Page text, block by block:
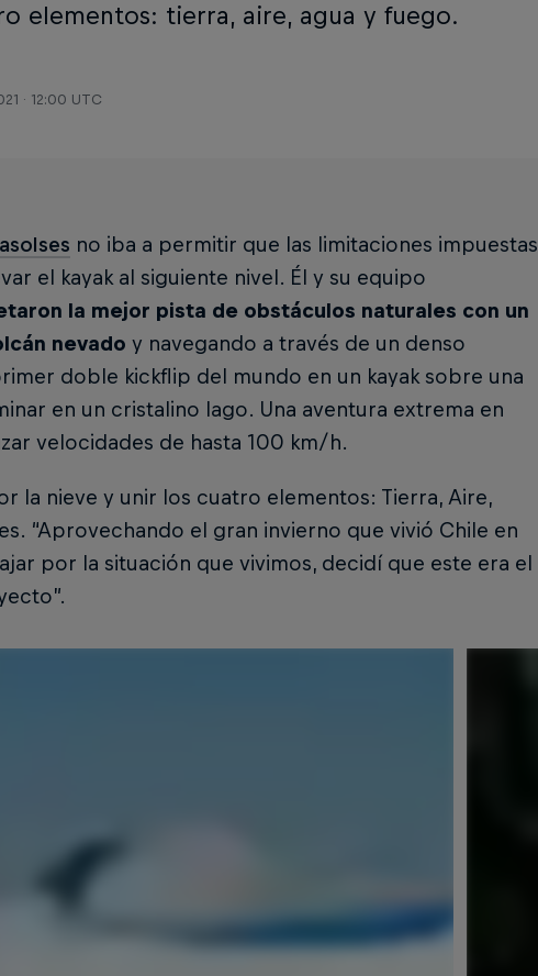
elementos: tierra, aire, agua y fuego.
· 12:00 UTC
no iba a permitir que las limitaciones impuestas
el kayak al siguiente nivel. Él y su equipo
la mejor pista de obstáculos naturales con un
nevado y navegando a través de un denso
doble kickflip del mundo en un kayak sobre una
en un cristalino lago. Una aventura extrema en
velocidades de hasta 100 km/h.
la nieve y unir los cuatro elementos: Tierra, Aire,
“Aprovechando el gran invierno que vivió Chile en
por la situación que vivimos, decidí que este era el